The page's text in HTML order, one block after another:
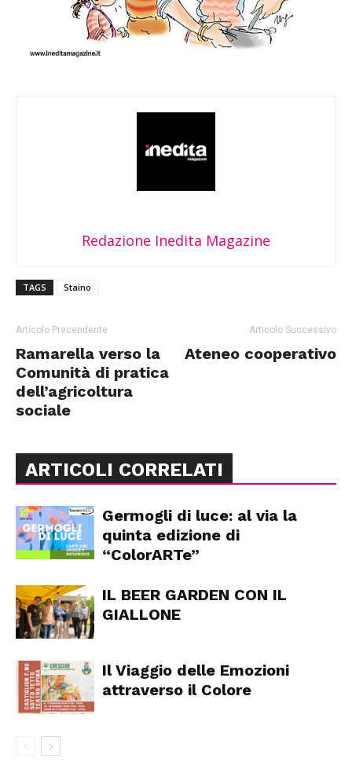
Redazione Inedita Magazine
TAGS Staino
Articolo Precendente
Ramarella verso la
Comunità di pratica
dell’agricoltura
sociale
Articolo Successivo
Ateneo cooperativo
ARTICOLI CORRELATI
Germogli di luce: al via la
quinta edizione di
“ColorARTe”
IL BEER GARDEN CON IL
GIALLONE
Il Viaggio delle Emozioni
attraverso il Colore